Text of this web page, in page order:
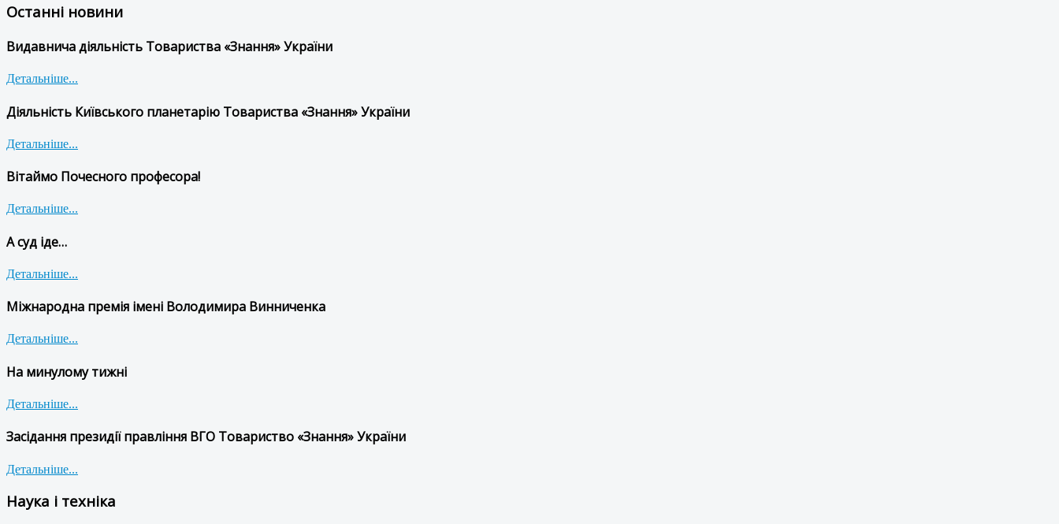
Останні новини
Видавнича діяльність Товариства «Знання» України
Детальніше...
Діяльність Київського планетарію Товариства «Знання» України
Детальніше...
Вітаймо Почесного професора!
Детальніше...
А суд іде…
Детальніше...
Міжнародна премія імені Володимира Винниченка
Детальніше...
На минулому тижні
Детальніше...
Засідання президії правління ВГО Товариство «Знання» України
Детальніше...
Наука і техніка